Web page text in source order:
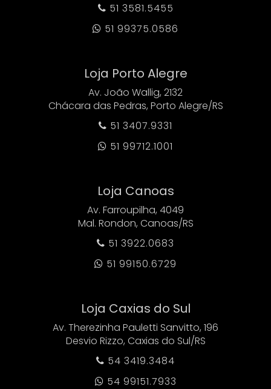
 51 3581.5455
 51 99375.0586
Loja Porto Alegre
Av. João Wallig, 2132
Chácara das Pedras, Porto Alegre/RS
 51 3407.9331
 51 99712.1001
Loja Canoas
Av. Farroupilha, 4049
Mal. Rondon, Canoas/RS
 51 3922.0683
 51 99150.6729
Loja Caxias do Sul
Av. Therezinha Pauletti Sanvitto, 196
Desvio Rizzo, Caxias do Sul/RS
 54 3419.3484
 54 99151.7933